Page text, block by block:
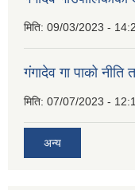
मिति: 09/03/2023 -
गंगादेव गा पाको
मिति: 07/07/2023 -
अन्य